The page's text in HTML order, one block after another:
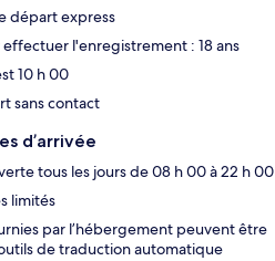
départ express
l'enregistrement : 18 ans
10 h 00
sans contact
d’arrivée
tous les jours de 08 h 00 à 22 h 00
limités
par l’hébergement peuvent être
de traduction automatique